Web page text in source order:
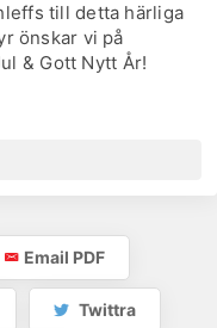
till detta härliga
önskar vi på
& Gott Nytt År!
Email PDF
Twittra